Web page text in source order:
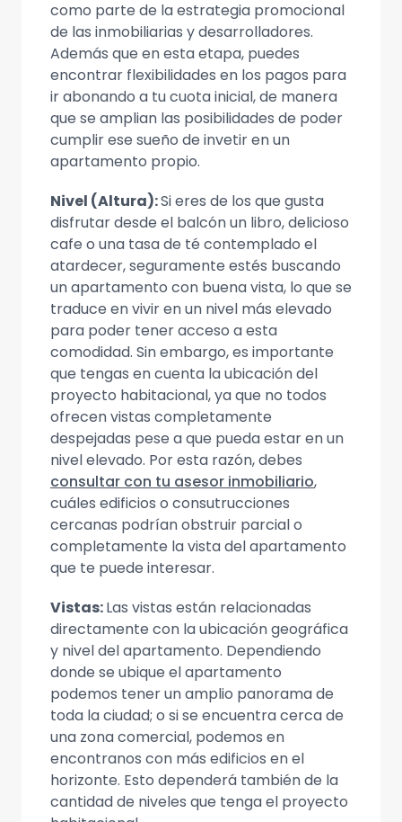
como parte de la estrategia promocional
de las inmobiliarias y desarrolladores.
Además que en esta etapa, puedes
encontrar flexibilidades en los pagos para
ir abonando a tu cuota inicial, de manera
que se amplian las posibilidades de poder
cumplir ese sueño de invetir en un
apartamento propio.
Nivel (Altura):Si eres de los que gusta
disfrutar desde el balcón un libro, delicioso
cafe o una tasa de té contemplado el
atardecer, seguramente estés buscando
un apartamento con buena vista, lo que se
traduce en vivir en un nivel más elevado
para poder tener acceso a esta
comodidad. Sin embargo, es importante
que tengas en cuenta la ubicación del
proyecto habitacional, ya que no todos
ofrecen vistas completamente
despejadas pese a que pueda estar en un
nivel elevado. Por esta razón, debes
consultar con tu asesor inmobiliario,
cuáles edificios o consutrucciones
cercanas podrían obstruir parcial o
completamente la vista del apartamento
que te puede interesar.
Vistas:Las vistas están relacionadas
directamente con la ubicación geográfica
y nivel del apartamento. Dependiendo
donde se ubique el apartamento
podemos tener un amplio panorama de
toda la ciudad; o si se encuentra cerca de
una zona comercial, podemos en
encontranos con más edificios en el
horizonte. Esto dependerá también de la
cantidad de niveles que tenga el proyecto